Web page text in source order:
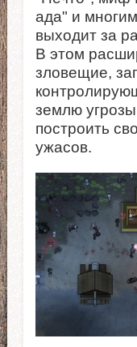
ада" и
выходит за
В этом
зловещие,
землю
построить
ужасов.